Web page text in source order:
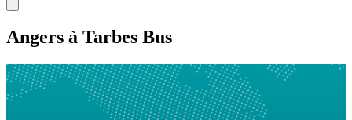
Angers à Tarbes Bus